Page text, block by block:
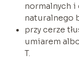
normalnych i
naturalnego
przy cerze
umiarem
T.